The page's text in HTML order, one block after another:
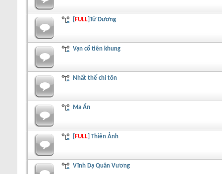
[ FULL]Tử Dương
Vạn cổ tiên khung
Nhất thế chí tôn
Ma Ẩn
[ FULL] Thiên Ảnh
Vĩnh Dạ Quân Vương